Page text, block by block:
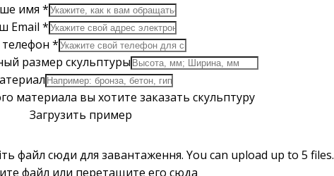
имя *
Email *
*
размер скульптуры
материала вы хотите заказать скульптуру
Загрузить пример
файл сюди для завантаження. You can upload up to 5 files.
файл или перетащите его сюда